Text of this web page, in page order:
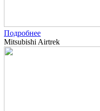
Подробнее
Mitsubishi Airtrek